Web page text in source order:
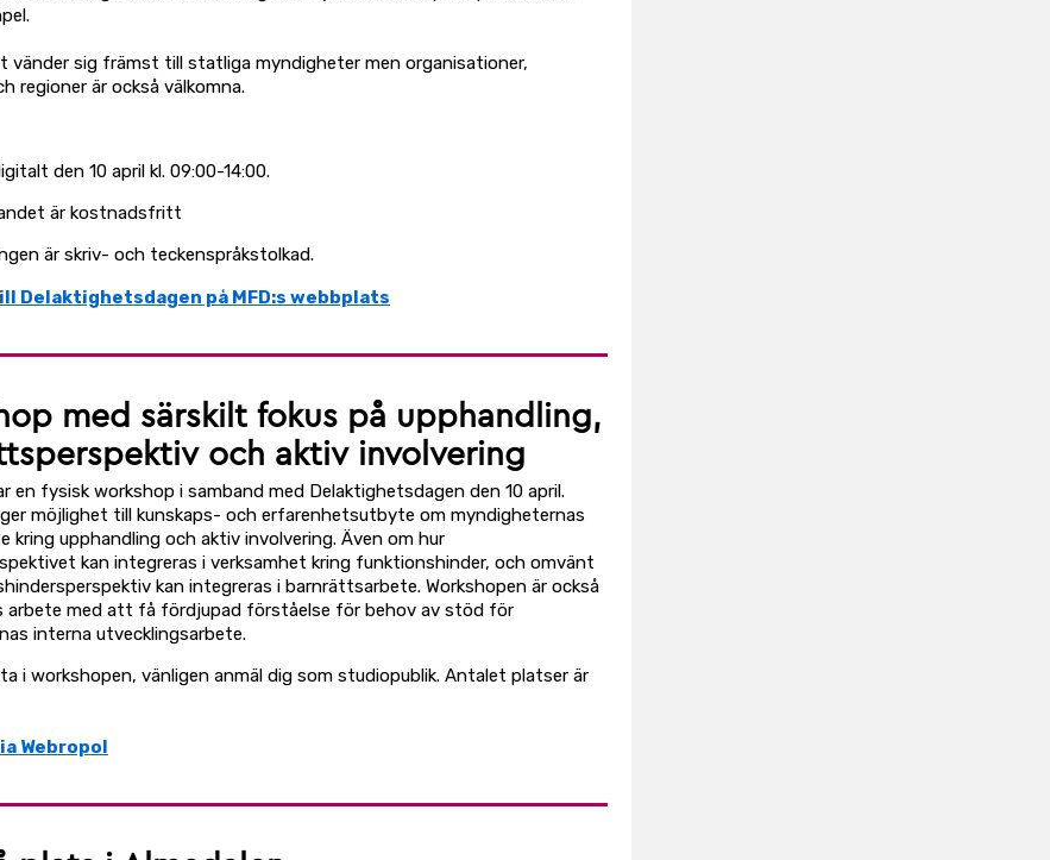
vänder sig främst till statliga myndigheter men organisationer,
regioner är också välkomna.
den 10 april kl. 09:00-14:00.
är kostnadsfritt
är skriv- och teckenspråkstolkad.
Delaktighetsdagen på MFD:s webbplats
med särskilt fokus på upphandling,
och aktiv involvering
en fysisk workshop i samband med Delaktighetsdagen den 10 april.
möjlighet till kunskaps- och erfarenhetsutbyte om myndigheternas
kring upphandling och aktiv involvering. Även om hur
kan integreras i verksamhet kring funktionshinder, och omvänt
kan integreras i barnrättsarbete. Workshopen är också
arbete med att få fördjupad förståelse för behov av stöd för
interna utvecklingsarbete.
i workshopen, vänligen anmäl dig som studiopublik. Antalet platser är
Webropol